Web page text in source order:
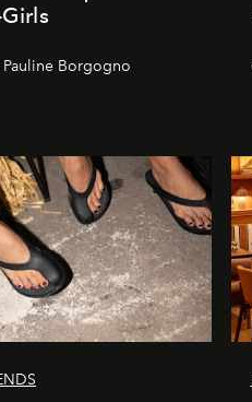
Borgogno